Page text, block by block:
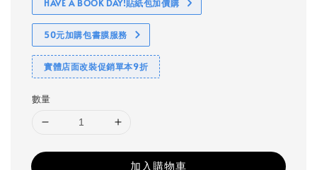
HAVE A BOOK DAY!貼紙包加價購
50元加購包書膜服務
實體店面改裝促銷單本9折
數量
加入購物車